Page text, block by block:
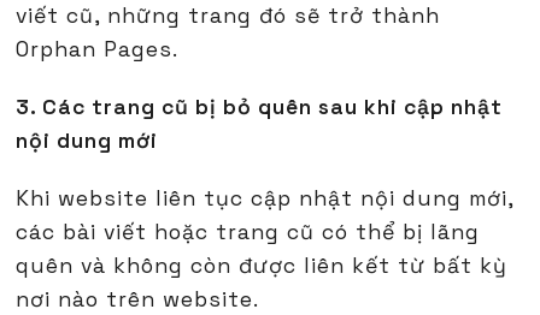
viết cũ, những trang đó sẽ trở thành
Orphan Pages.
3. Các trang cũ bị bỏ quên sau khi cập nhật
nội dung mới
Khi website liên tục cập nhật nội dung mới,
các bài viết hoặc trang cũ có thể bị lãng
quên và không còn được liên kết từ bất kỳ
nơi nào trên website.